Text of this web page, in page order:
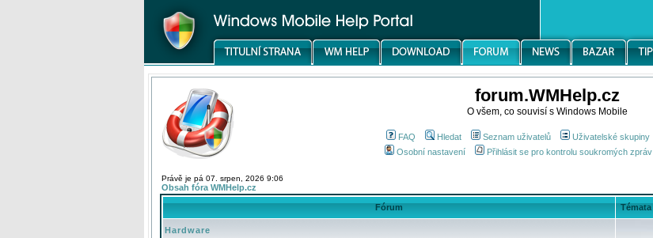
forum.WMHelp.cz
O všem, co souvisí s Windows Mobile
FAQ Hledat Seznam uživatelů Uživatelské skupiny
Osobní nastavení
Přihlásit se pro kontrolu soukromých zpráv
Právě je pá 07. srpen, 2026 9:06
Obsah fóra WMHelp.cz
Fórum Témata
Hardware